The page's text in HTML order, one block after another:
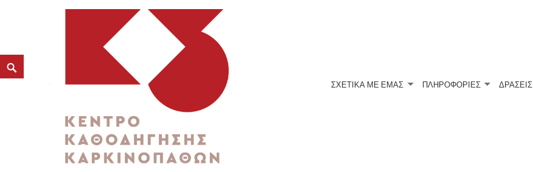
ΣΧΕΤΙΚΆ ΜΕ ΕΜΆΣ ΠΛΗΡΟΦΟΡΙΕΣ ΔΡΑΣΕΙΣ
Η πανδημία έχει επηρεάσει ακόμα και τα